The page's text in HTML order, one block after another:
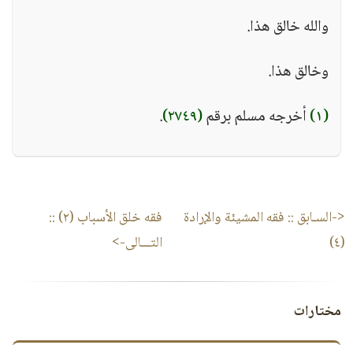
والله خالق هذا.
وخالق هذا.
(١)
أخرجه مسلم برقم(٢٧٤٩) .
<-السـابق :: فقه المشيئة والإرادة
(٤)
فقه خلق الأسباب (٢)
::
التـــالى->
مختارات